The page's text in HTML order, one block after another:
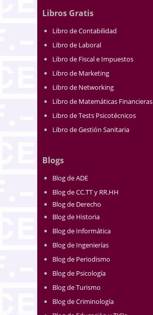
Libros Gratis
Libro de Contabilidad
Libro de Laboral
Libro de Fiscal e Impuestos
Libro de Marketing
Libro de Networking
Libro de Matemáticas Financieras
Libro de Tests Psicotécnicos
Libro de Gestión Sanitaria
Blogs
Blog de ADE
Blog de CC.TT y RR.HH
Blog de Derecho
Blog de Historia
Blog de Informática
Blog de Ingenierías
Blog de Periodismo
Blog de Psicología
Blog de Turismo
Blog de Criminología